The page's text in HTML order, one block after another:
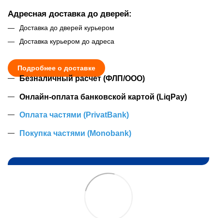
Адресная доставка до дверей:
Доставка до дверей курьером
Доставка курьером до адреса
Подробнее о доставке
Безналичный расчет (ФЛП/ООО)
Онлайн-оплата банковской картой (LiqPay)
Оплата частями (PrivatBank)
Покупка частями (Monobank)